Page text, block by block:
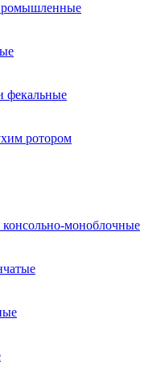
фекальные
ротором
моноблочные